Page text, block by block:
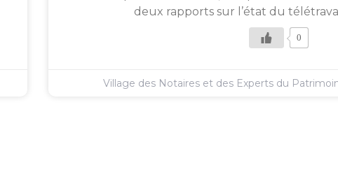
deux rapports sur l’état du
0
Village des Notaires et des Experts du